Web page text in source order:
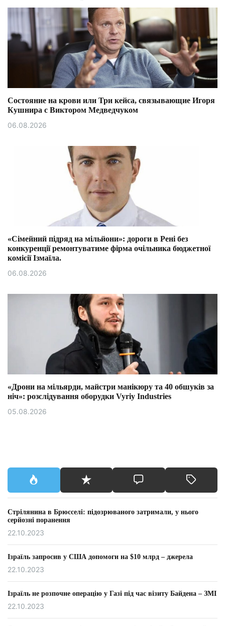
Состояние на крови или Три кейса, связывающие Игоря
Кушнира с Виктором Медведчуком
06.08.2026
«Сімейний підряд на мільйони»: дороги в Рені без
конкуренції ремонтуватиме фірма очільника бюджетної
комісії Ізмаїла.
06.08.2026
«Дрони на мільярди, майстри манікюру та 40 обшуків за
ніч»: розслідування оборудки Vyriy Industries
05.08.2026
Стрілянина в Брюсселі: підозрюваного затримали, у нього
серйозні поранення
22.10.2023
Ізраїль запросив у США допомоги на $10 млрд – джерела
22.10.2023
Ізраїль не розпочне операцію у Газі під час візиту Байдена – ЗМІ
22.10.2023